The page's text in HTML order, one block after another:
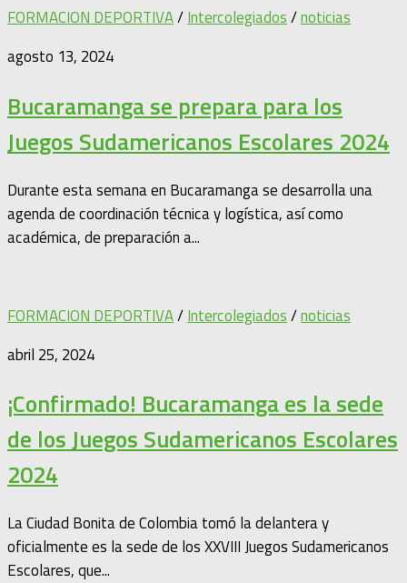
FORMACION DEPORTIVA/Intercolegiados/noticias
agosto 13, 2024
Bucaramanga se prepara para los
Juegos Sudamericanos Escolares 2024
Durante esta semana en Bucaramanga se desarrolla una
agenda de coordinación técnica y logística, así como
académica, de preparación a...
FORMACION DEPORTIVA/Intercolegiados/noticias
abril 25, 2024
¡Confirmado! Bucaramanga es la sede
de los Juegos Sudamericanos Escolares
2024
La Ciudad Bonita de Colombia tomó la delantera y
oficialmente es la sede de los XXVIII Juegos Sudamericanos
Escolares, que...